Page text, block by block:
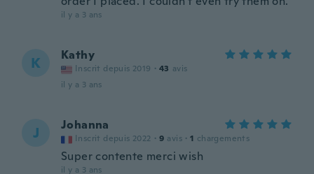
il y a 3 ans
K Kathy
Inscrit depuis 2019 · 43 avis
il y a 3 ans
J Johanna
Inscrit depuis 2022 · 9 avis · 1 chargements
Super contente merci wish
il y a 3 ans